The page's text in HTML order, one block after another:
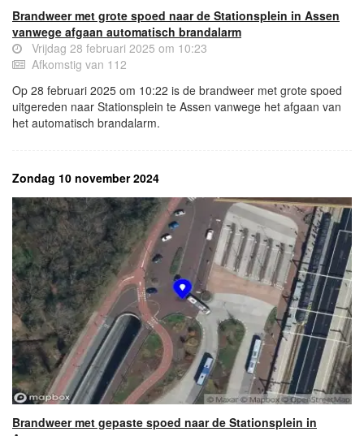
Brandweer met grote spoed naar de Stationsplein in Assen
vanwege afgaan automatisch brandalarm
Vrijdag 28 februari 2025 om 10:23
Afkomstig van 112
Op 28 februari 2025 om 10:22 is de brandweer met grote spoed
uitgereden naar Stationsplein te Assen vanwege het afgaan van
het automatisch brandalarm.
Zondag 10 november 2024
Brandweer met gepaste spoed naar de Stationsplein in